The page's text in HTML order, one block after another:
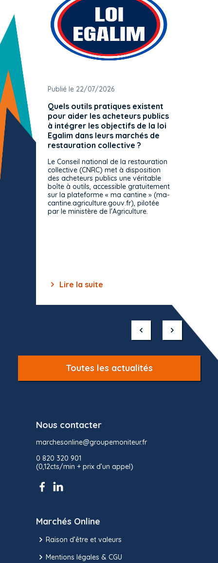
Publié le 22/07/2026
Quels outils pratiques existent
pour aider les acheteurs publics
à intégrer les objectifs de la loi
Egalim dans leurs marchés de
restauration collective ?
Le Conseil national de la restauration
collective (CNRC) met à disposition
des acheteurs publics une véritable
boîte à outils, accessible gratuitement
sur la plateforme « ma cantine » (ma-
cantine.agriculture.gouv.fr), pilotée
par le ministère de l'Agriculture.
Lire la suite
Toutes les actualités
Nous contacter
marchesonline@groupemoniteur.fr
0 820 320 901
(0,12cts/min + prix d’un appel)
Marchés Online
Raison d’être et valeurs
Mentions légales & CGU